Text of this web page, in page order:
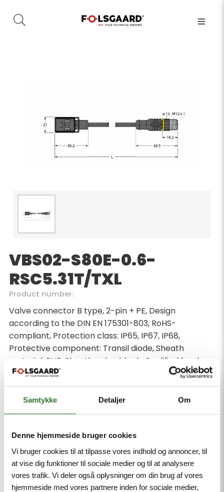
Samtykke Detaljer Om
Denne hjemmeside bruger cookies
Vi bruger cookies til at tilpasse vores indhold og annoncer, til
at vise dig funktioner til sociale medier og til at analysere
vores trafik. Vi deler også oplysninger om din brug af vores
hjemmeside med vores partnere inden for sociale medier,
VBS02-S80E-0.6-
RSC5.31T/TXL
Product number:
Valve connector B type, 2-pin + PE, Design
according to the DIN EN 175301-803, RoHS-
compliant, Protection class: IP65, IP67, IP68,
Protective component: Transil diode, Sheath
material: PUR, Sheath color: black, Qualified for drag
chain use, Resistant to weld splatter, Resistant to
chemicals and oils, UV and ozone resistance, Flame
retardant, Free from halogen, silicone, PVC and
LABS, Cable length 0.6 m, M12 male, straight, 2-pin +